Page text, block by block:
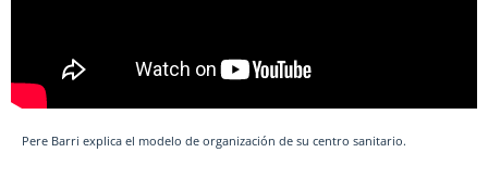
Pere Barri explica el modelo de organización de su centro sanitario.